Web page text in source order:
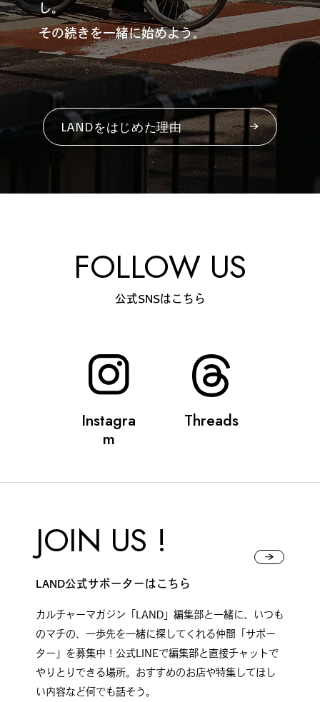
#ランチ
#ショッピング
FOLLOW US
m
JOIN US !
カルチャーマガジン「LAND」編集部と一緒に、いつも
のマチの、一歩先を一緒に探してくれる仲間「サポー
ター」を募集中！公式LINEで編集部と直接チャットで
し。
その続きを一緒に始めよう。
LANDをはじめた理由
FOLLOW US
公式SNSはこちら
Instagra
m
Threads
JOIN US !
LAND公式サポーターはこちら
カルチャーマガジン「LAND」編集部と一緒に、いつも
のマチの、一歩先を一緒に探してくれる仲間「サポー
ター」を募集中！公式LINEで編集部と直接チャットで
やりとりできる場所。おすすめのお店や特集してほし
い内容など何でも話そう。